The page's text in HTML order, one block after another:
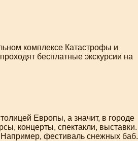
комплексе Катастрофы и
бесплатные экскурсии на
Европы, а значит, в городе
концерты, спектакли, выставки.
Например, фестиваль снежных баб.